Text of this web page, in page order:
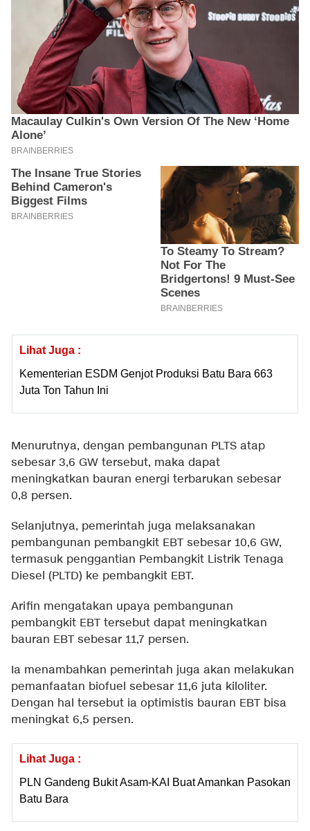
Lihat Juga :
Kementerian ESDM Genjot Produksi Batu Bara 663
Juta Ton Tahun Ini
Menurutnya, dengan pembangunan PLTS atap
sebesar 3,6 GW tersebut, maka dapat
meningkatkan bauran energi terbarukan sebesar
0,8 persen.
Selanjutnya, pemerintah juga melaksanakan
pembangunan pembangkit EBT sebesar 10,6 GW,
termasuk penggantian Pembangkit Listrik Tenaga
Diesel (PLTD) ke pembangkit EBT.
Arifin mengatakan upaya pembangunan
pembangkit EBT tersebut dapat meningkatkan
bauran EBT sebesar 11,7 persen.
Ia menambahkan pemerintah juga akan melakukan
pemanfaatan biofuel sebesar 11,6 juta kiloliter.
Dengan hal tersebut ia optimistis bauran EBT bisa
meningkat 6,5 persen.
Lihat Juga :
PLN Gandeng Bukit Asam-KAI Buat Amankan Pasokan
Batu Bara